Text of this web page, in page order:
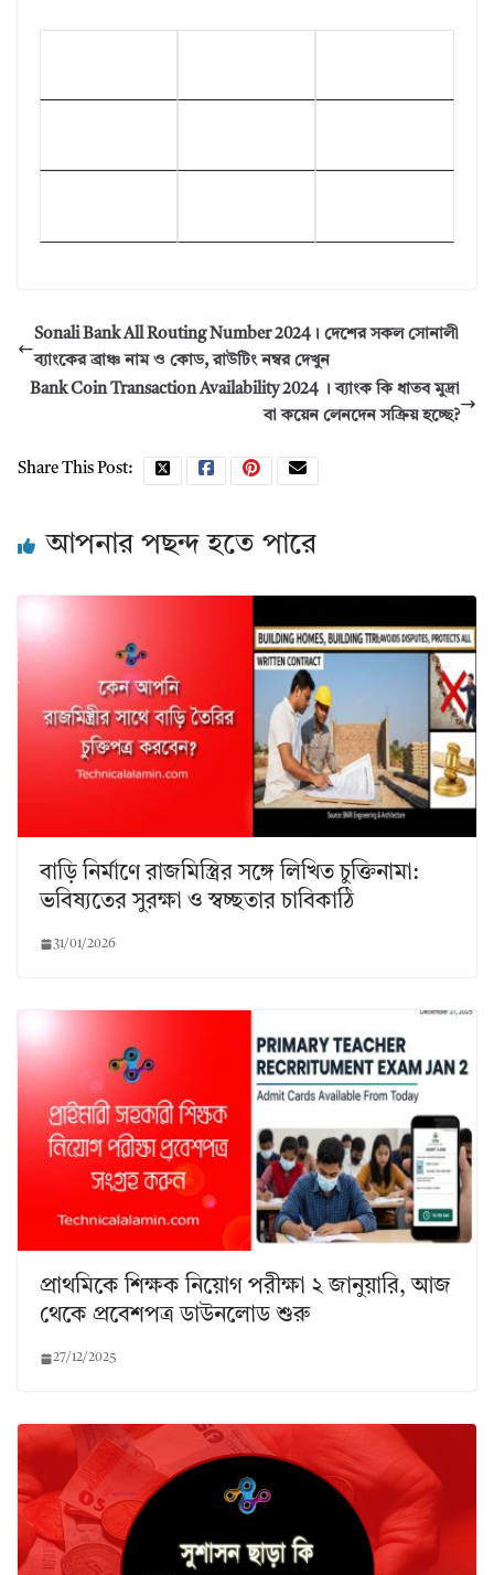
Sonali Bank All Routing Number 2024। দেশের সকল সোনালী
ব্যাংকের ব্রাঞ্চ নাম ও কোড, রাউটিং নম্বর দেখুন
Bank Coin Transaction Availability 2024 । ব্যাংক কি ধাতব মুদ্রা
বা কয়েন লেনদেন সক্রিয় হচ্ছে?
Share This Post:
আপনার পছন্দ হতে পারে
বাড়ি নির্মাণে রাজমিস্ত্রির সঙ্গে লিখিত চুক্তিনামা:
ভবিষ্যতের সুরক্ষা ও স্বচ্ছতার চাবিকাঠি
31/01/2026
প্রাথমিকে শিক্ষক নিয়োগ পরীক্ষা ২ জানুয়ারি, আজ
থেকে প্রবেশপত্র ডাউনলোড শুরু
27/12/2025